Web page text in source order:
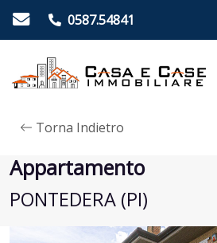
0587.54841
Torna Indietro
Appartamento
PONTEDERA (PI)